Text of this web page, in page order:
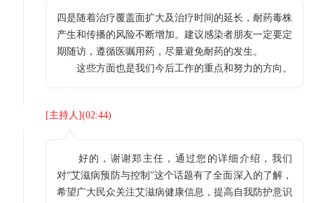
四是随着治疗覆盖面扩大及治疗时间的延长，耐药毒株
产生和传播的风险不断增加。建议感染者朋友一定要定
期随访，遵循医嘱用药，尽量避免耐药的发生。
这些方面也是我们今后工作的重点和努力的方向。
[主持人](02:44)
好的，谢谢郑主任，通过您的详细介绍，我们
对“艾滋病预防与控制”这个话题有了全面深入的了解，
希望广大民众关注艾滋病健康信息，提高自我防护意识